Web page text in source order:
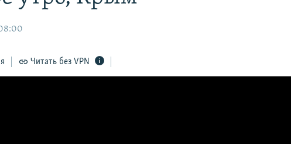
Читать без VPN